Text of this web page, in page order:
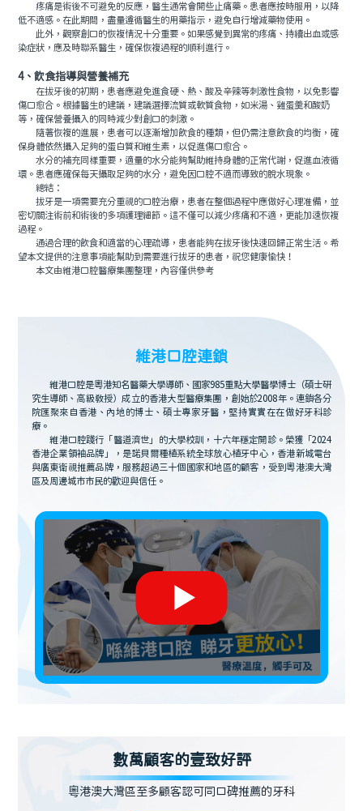
疼痛是術後不可避免的反應，醫生通常會開些止痛藥。患者應按時服用，以降
低不適感。在此期間，盡量遵循醫生的用藥指示，避免自行增減藥物使用。
此外，觀察創口的恢複情況十分重要。如果感覺到異常的疼痛、持續出血或感
染症狀，應及時聯系醫生，確保恢複過程的順利進行。
4、飲食指導與營養補充
在拔牙後的初期，患者應避免進食硬、熱、酸及辛辣等刺激性食物，以免影響
傷口愈合。根據醫生的建議，建議選擇流質或軟質食物，如米湯、雞蛋羹和酸奶
等，確保營養攝入的同時減少對創口的刺激。
隨著恢複的進展，患者可以逐漸增加飲食的種類，但仍需注意飲食的均衡，確
保身體依然攝入足夠的蛋白質和維生素，以促進傷口愈合。
水分的補充同樣重要，適量的水分能夠幫助維持身體的正常代謝，促進血液循
環。患者應確保每天攝取足夠的水分，避免因口腔不適而導致的脫水現象。
總結：
拔牙是一項需要充分重視的口腔治療，患者在整個過程中應做好心理准備，並
密切關注術前和術後的多項護理細節。這不僅可以減少疼痛和不適，更能加速恢複
過程。
通過合理的飲食和適當的心理疏導，患者能夠在拔牙後快速回歸正常生活。希
望本文提供的注意事項能幫助到需要進行拔牙的患者，祝您健康愉快！
本文由維港口腔醫療集團整理，內容僅供參考
維港口腔連鎖
維港口腔是粵港知名醫藥大學導師、國家985重點大學醫學博士（碩士研
究生導師、高級教授）成立的香港大型醫療集團，創始於2008年。連鎖各分
院匯聚來自香港、內地的博士、碩士專家牙醫，堅持實實在在做好牙科診
療。
維港口腔踐行「醫道濟世」的大學校訓，十六年穩定開診。榮獲「2024
香港企業領袖品牌」，是諾貝爾種植系統全球放心植牙中心，香港新城電台
與廣東衛視推薦品牌，服務超過三十個國家和地區的顧客，受到粵港澳大灣
區及周邊城市市民的歡迎與信任。
數萬顧客的壹致好評
粵港澳大灣區至多顧客認可同口碑推薦的牙科